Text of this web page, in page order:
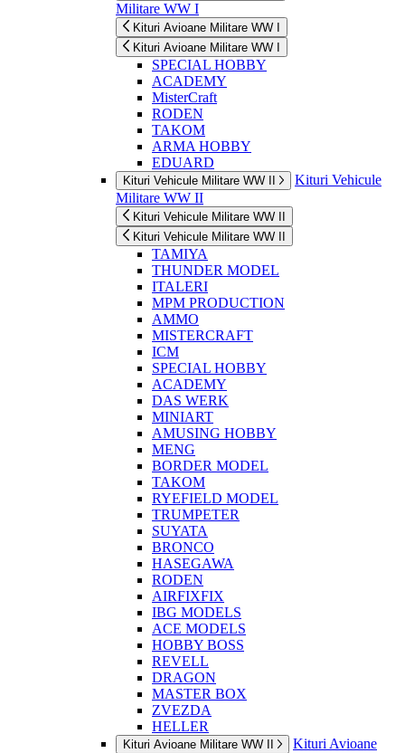
Militare WW I
Kituri Avioane Militare WW I
Kituri Avioane Militare WW I
SPECIAL HOBBY
ACADEMY
MisterCraft
RODEN
TAKOM
ARMA HOBBY
EDUARD
Kituri Vehicule Militare WW II
Kituri Vehicule
Militare WW II
Kituri Vehicule Militare WW II
Kituri Vehicule Militare WW II
TAMIYA
THUNDER MODEL
ITALERI
MPM PRODUCTION
AMMO
MISTERCRAFT
ICM
SPECIAL HOBBY
ACADEMY
DAS WERK
MINIART
AMUSING HOBBY
MENG
BORDER MODEL
TAKOM
RYEFIELD MODEL
TRUMPETER
SUYATA
BRONCO
HASEGAWA
RODEN
AIRFIXFIX
IBG MODELS
ACE MODELS
HOBBY BOSS
REVELL
DRAGON
MASTER BOX
ZVEZDA
HELLER
Kituri Avioane Militare WW II
Kituri Avioane